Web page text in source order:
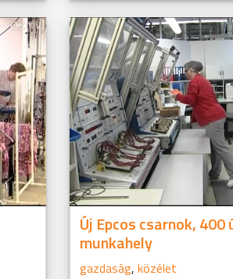
Új Epcos csarnok, 400
munkahely
gazdaság, közélet